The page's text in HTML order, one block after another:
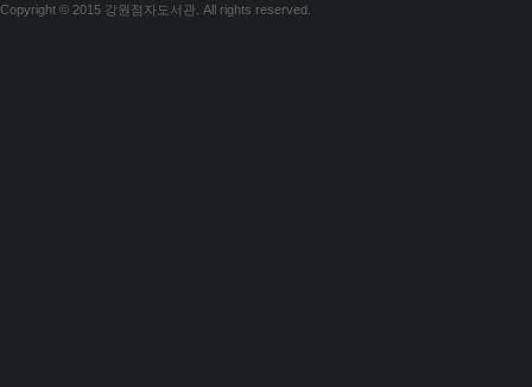
Copyright © 2015 강원점자도서관. All rights reserved.